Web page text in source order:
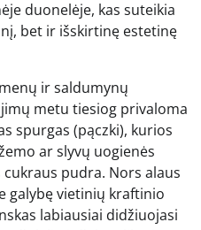
duonelėje, kas suteikia
bet ir išskirtinę estetinę
ir saldumynų
metu tiesiog privaloma
spurgas (pączki), kurios
ar slyvų uogienės
pudra. Nors alaus
galybę vietinių kraftinio
labiausiai didžiuojasi